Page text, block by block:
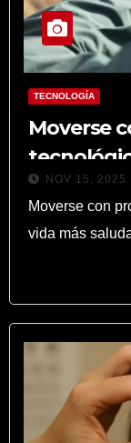
TECNOLOGÍA
Moverse
saludable
NOV 15, 2025
Moverse con
vida más